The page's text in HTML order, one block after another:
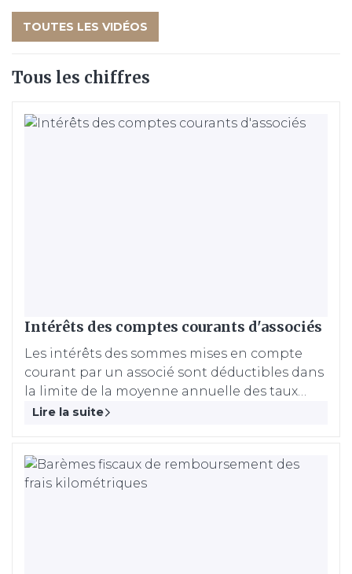
TOUTES LES VIDÉOS
Tous les chiffres
Intérêts des comptes courants d'associés
Les intérêts des sommes mises en compte
courant par un associé sont déductibles dans
la limite de la moyenne annuelle des taux
effectifs moyens pratiqués par les
initiale supérieure à deux ans.
Lire la suite